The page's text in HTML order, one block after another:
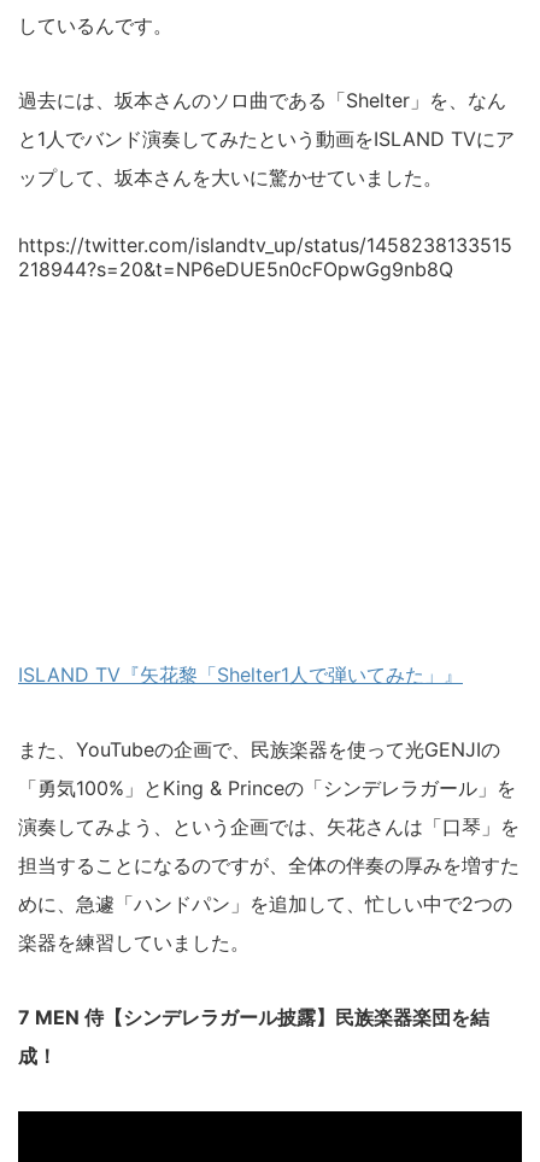
しているんです。
過去には、坂本さんのソロ曲である「Shelter」を、なん
と1人でバンド演奏してみたという動画をISLAND TVにア
ップして、坂本さんを大いに驚かせていました。
https://twitter.com/islandtv_up/status/1458238133515
218944?s=20&t=NP6eDUE5n0cFOpwGg9nb8Q
ISLAND TV『矢花黎「Shelter1人で弾いてみた」』
また、YouTubeの企画で、民族楽器を使って光GENJIの
「勇気100%」とKing & Princeの「シンデレラガール」を
演奏してみよう、という企画では、矢花さんは「口琴」を
担当することになるのですが、全体の伴奏の厚みを増すた
めに、急遽「ハンドパン」を追加して、忙しい中で2つの
楽器を練習していました。
7 MEN 侍【シンデレラガール披露】民族楽器楽団を結
成！